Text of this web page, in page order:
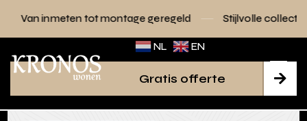
montage geregeld Stijlvolle collecties voor elk interieur
NL EN

Gratis offerte